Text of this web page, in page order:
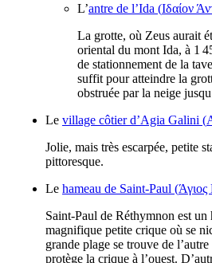
L’antre de l’Ida (Ιδαίον
La grotte, où Zeus aurait
oriental du mont Ida, à 1
de stationnement de la
suffit pour atteindre la
obstruée par la neige
Le village côtier d’Agia Galini (
Jolie, mais très escarpée, petite
pittoresque.
Le hameau de Saint-Paul (
Saint-Paul de Réthymnon est un
magnifique petite crique où se
grande plage se trouve de
protège la crique à l’ouest.